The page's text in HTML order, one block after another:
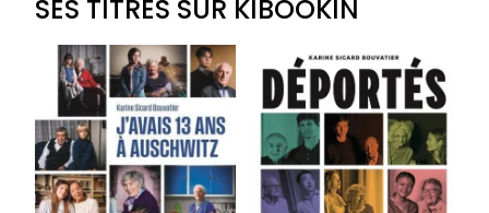
SES TITRES SUR KIBOOKIN